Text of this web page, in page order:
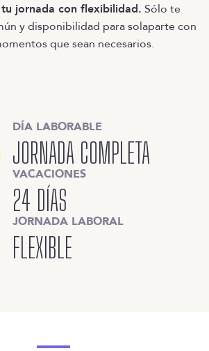
jornada con flexibilidad. Sólo te
y disponibilidad para solaparte con
que sean necesarios.
DÍA LABORABLE
JORNADA COMPLETA
VACACIONES
24 DÍAS
JORNADA LABORAL
FLEXIBLE